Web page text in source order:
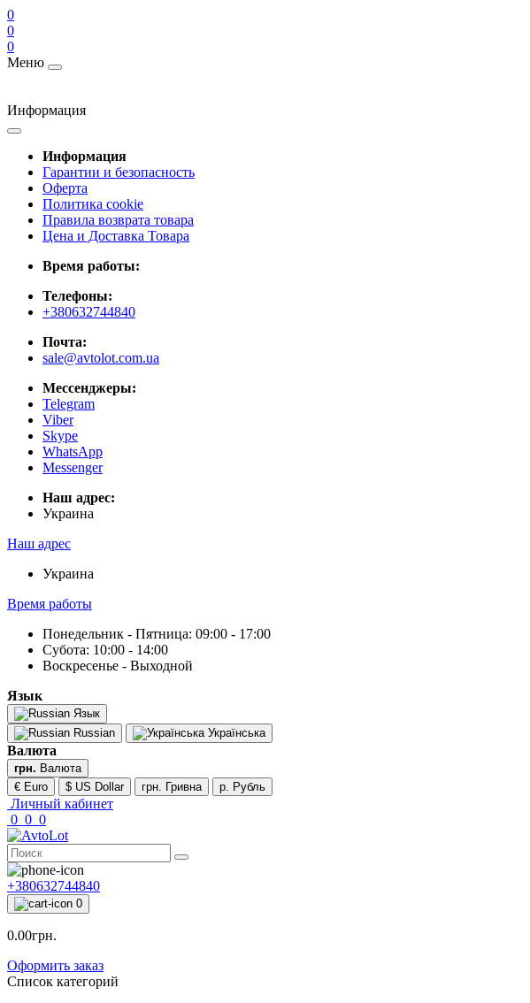
0
0
0
Меню
Информация
Информация
Гарантии и безопасность
Оферта
Политика cookie
Правила возврата товара
Цена и Доставка Товара
Время работы:
Телефоны:
+380632744840
Почта:
sale@avtolot.com.ua
Мессенджеры:
Telegram
Viber
Skype
WhatsApp
Messenger
Наш адрес:
Украина
Наш адрес
Украина
Время работы
Понедельник - Пятница: 09:00 - 17:00
Субота: 10:00 - 14:00
Воскресенье - Выходной
Язык
Язык
Russian
Українська
Валюта
грн. Валюта
€ Euro
$ US Dollar грн. Гривна р. Рубль
Личный кабинет
0 0 0
+380632744840
0
0.00грн.
Оформить заказ
Список категорий